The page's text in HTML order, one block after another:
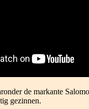
de markante
gezinnen.